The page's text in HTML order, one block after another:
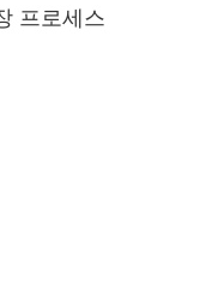
프로세스